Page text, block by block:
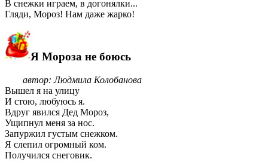
В снежки играем, в догонялки...
Гляди, Мороз! Нам даже жарко!
Я Мороза не боюсь
автор: Людмила Колобанова
Вышел я на улицу
И стою, любуюсь я.
Вдруг явился Дед Мороз,
Ущипнул меня за нос.
Запуржил густым снежком.
Я слепил огромный ком.
Получился снеговик.